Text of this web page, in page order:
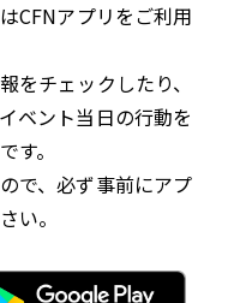
CFNアプリをご利用
をチェックしたり、
ベント当日の行動を
す。
で、必ず事前にアプ
い。